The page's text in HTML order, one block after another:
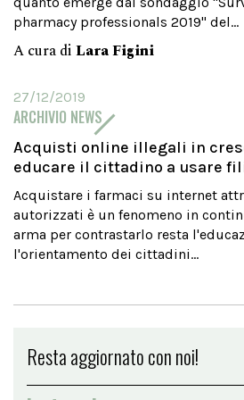
pharmacy professionals 2019" del...
A cura di Lara Figini
27/12/2019
ARCHIVIO NEWS
Acquisti online illegali in
educare il cittadino a usare
Acquistare i farmaci su internet
autorizzati è un fenomeno in
arma per contrastarlo resta
l'orientamento dei cittadini...
Resta aggiornato con noi!